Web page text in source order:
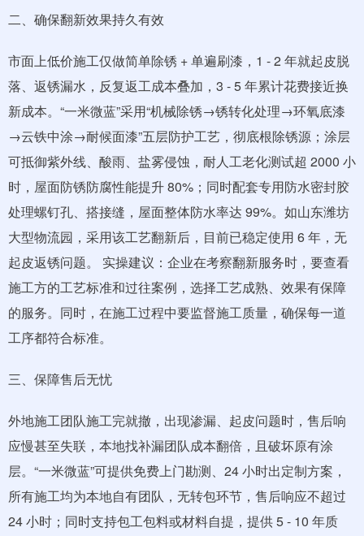
二、确保翻新效果持久有效
市面上低价施工仅做简单除锈 + 单遍刷漆，1 - 2 年就起皮脱
落、返锈漏水，反复返工成本叠加，3 - 5 年累计花费接近换
新成本。“一米微蓝”采用“机械除锈→锈转化处理→环氧底漆
→云铁中涂→耐候面漆”五层防护工艺，彻底根除锈源；涂层
可抵御紫外线、酸雨、盐雾侵蚀，耐人工老化测试超 2000 小
时，屋面防锈防腐性能提升 80%；同时配套专用防水密封胶
处理螺钉孔、搭接缝，屋面整体防水率达 99%。如山东潍坊
大型物流园，采用该工艺翻新后，目前已稳定使用 6 年，无
起皮返锈问题。 实操建议：企业在考察翻新服务时，要查看
施工方的工艺标准和过往案例，选择工艺成熟、效果有保障
的服务。同时，在施工过程中要监督施工质量，确保每一道
工序都符合标准。
三、保障售后无忧
外地施工团队施工完就撤，出现渗漏、起皮问题时，售后响
应慢甚至失联，本地找补漏团队成本翻倍，且破坏原有涂
层。“一米微蓝”可提供免费上门勘测、24 小时出定制方案，
所有施工均为本地自有团队，无转包环节，售后响应不超过
24 小时；同时支持包工包料或材料自提，提供 5 - 10 年质